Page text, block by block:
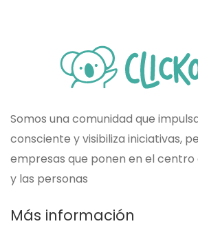
Somos una comunidad que
consciente y visibiliza iniciativas,
empresas que ponen en el
y las personas
Más información